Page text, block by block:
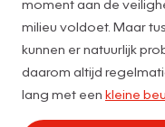
moment aan de
milieu voldoet. Maar
kunnen er natuurlijk
daarom altijd
lang met een kleine